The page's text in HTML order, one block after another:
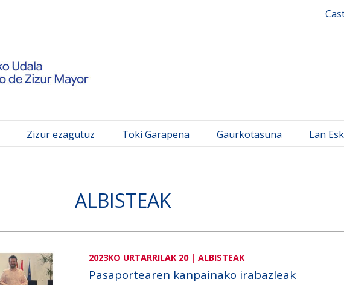
Zizur ezagutuz Toki Garapena Gaurkotasuna Lan
ALBISTEAK
2023KO URTARRILAK 20 | ALBISTEAK
Pasaportearen kanpainako irabazleak